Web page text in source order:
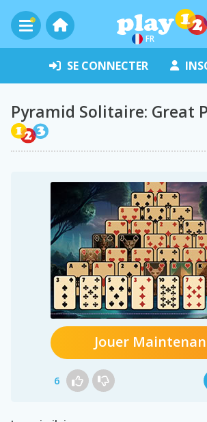
FR
SE CONNECTER
Pyramid Solitaire: Great
Jouer
6